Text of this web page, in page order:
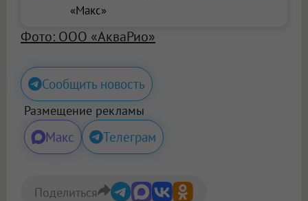
«Макс»
Фото: ООО «АкваРио»
Сообщить новость
Размещение рекламы
Макс Телеграм
Поделиться